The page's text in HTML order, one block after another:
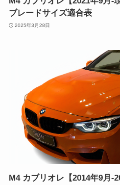
ブレードサイズ適合表
2025年3月28日
M4 カブリオレ【2014年9月-